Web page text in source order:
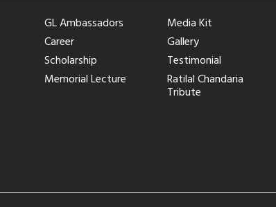
GL Ambassadors
Career
Scholarship
Memorial Lecture
Media Kit
Gallery
Testimonial
Ratilal Chandaria
Tribute